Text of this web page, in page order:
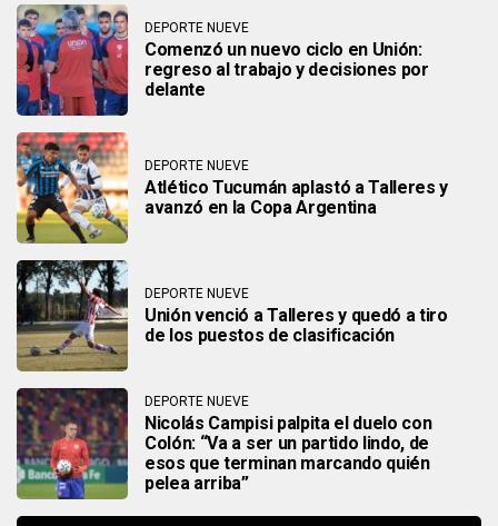
DEPORTE NUEVE
Comenzó un nuevo ciclo en Unión:
regreso al trabajo y decisiones por
delante
DEPORTE NUEVE
Atlético Tucumán aplastó a Talleres y
avanzó en la Copa Argentina
DEPORTE NUEVE
Unión venció a Talleres y quedó a tiro
de los puestos de clasificación
DEPORTE NUEVE
Nicolás Campisi palpita el duelo con
Colón: “Va a ser un partido lindo, de
esos que terminan marcando quién
pelea arriba”